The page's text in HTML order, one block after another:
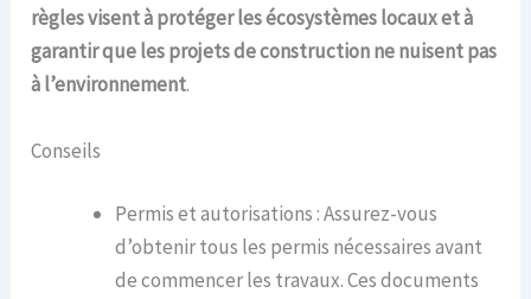
règles visent à protéger les écosystèmes locaux et à
garantir que les projets de construction ne nuisent pas
à l’environnement.
Conseils
Permis et autorisations : Assurez-vous
d’obtenir tous les permis nécessaires avant
de commencer les travaux. Ces documents